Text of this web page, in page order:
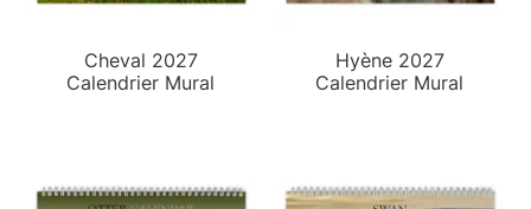
Cheval 2027
Calendrier Mural
Hyène 2027
Calendrier Mural